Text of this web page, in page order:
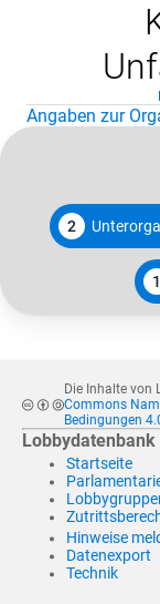
Angaben zur
2
1
Die Inhalte von
Commons
Bedingungen
Lobbydatenbank
Startseite
Hinweise
Datenexport
Technik